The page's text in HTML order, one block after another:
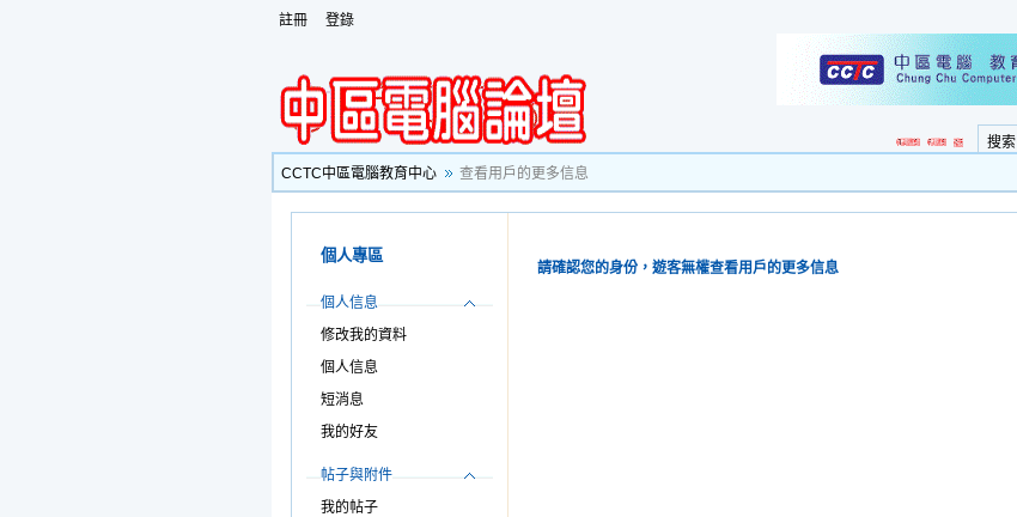
註冊 登錄
搜索
CCTC中區電腦教育中心
查看用戶的更多信息
個人專區
個人信息
修改我的資料
個人信息
短消息
我的好友
帖子與附件
我的帖子
請確認您的身份，遊客無權查看用戶的更多信息